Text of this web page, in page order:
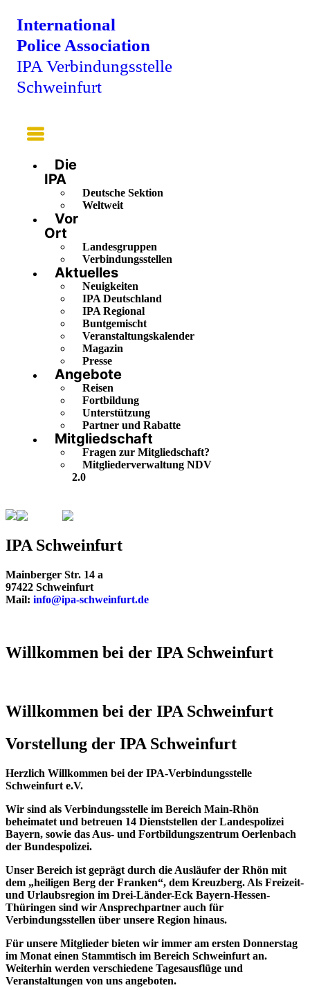
International
Police Association
IPA Verbindungsstelle
Schweinfurt
Main
Menu
Die
IPA
Deutsche Sektion
Weltweit
Vor
Ort
Landesgruppen
Verbindungsstellen
Aktuelles
Neuigkeiten
IPA Deutschland
IPA Regional
Buntgemischt
Veranstaltungskalender
Magazin
Presse
Angebote
Reisen
Fortbildung
Unterstützung
Partner und Rabatte
Mitgliedschaft
Fragen zur Mitgliedschaft?
Mitgliederverwaltung NDV
2.0
IPA Schweinfurt
Mainberger Str. 14 a
97422 Schweinfurt
Mail: info@ipa-schweinfurt.de
Willkommen bei der IPA Schweinfurt
Willkommen bei der IPA Schweinfurt
Vorstellung der IPA Schweinfurt
Herzlich Willkommen bei der IPA-Verbindungsstelle
Schweinfurt e.V.
Wir sind als Verbindungsstelle im Bereich Main-Rhön
beheimatet und betreuen 14 Dienststellen der Landespolizei
Bayern, sowie das Aus- und Fortbildungszentrum Oerlenbach
der Bundespolizei.
Unser Bereich ist geprägt durch die Ausläufer der Rhön mit
dem „heiligen Berg der Franken“, dem Kreuzberg. Als Freizeit-
und Urlaubsregion im Drei-Länder-Eck Bayern-Hessen-
Thüringen sind wir Ansprechpartner auch für
Verbindungsstellen über unsere Region hinaus.
Für unsere Mitglieder bieten wir immer am ersten Donnerstag
im Monat einen Stammtisch im Bereich Schweinfurt an.
Weiterhin werden verschiedene Tagesausflüge und
Veranstaltungen von uns angeboten.